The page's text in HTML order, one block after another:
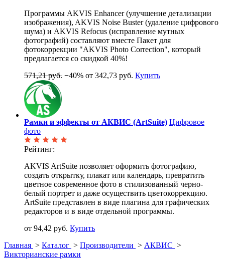
Программы AKVIS Enhancer (улучшение детализации
изображения), AKVIS Noise Buster (удаление цифрового
шума) и AKVIS Refocus (исправление мутных
фотографий) составляют вместе Пакет для
фотокоррекции "AKVIS Photo Correction", который
предлагается со скидкой 40%!
571,21 руб. −40% от 342,73 руб. Купить
Рамки и эффекты от АКВИС (ArtSuite) Цифровое
фото
Рейтинг:
AKVIS ArtSuite позволяет оформить фотографию,
создать открытку, плакат или календарь, превратить
цветное современное фото в стилизованный черно-
белый портрет и даже осуществить цветокоррекцию.
ArtSuite представлен в виде плагина для графических
редакторов и в виде отдельной программы.
от 94,42 руб. Купить
Главная > Каталог > Производители > АКВИС >
Викторианские рамки